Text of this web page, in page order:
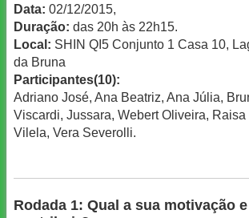
Data: 02/12/2015,
Duração: das 20h às 22h15.
Local: SHIN QI5 Conjunto 1 Casa 10,
da Bruna
Participantes(10):
Adriano José, Ana Beatriz, Ana Júlia,
Viscardi, Jussara, Webert Oliveira,
Vilela, Vera Severolli.
Rodada 1: Qual a sua motivação